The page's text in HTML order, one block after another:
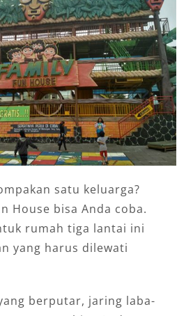
satu keluarga?
House bisa Anda coba.
rumah tiga lantai ini
yang harus dilewati
berputar, jaring laba-